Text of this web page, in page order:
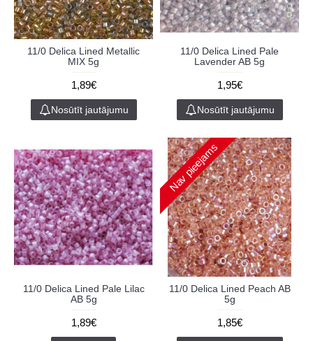
11/0 Delica Lined Metallic
MIX 5g
1,89€
Nosūtīt jautājumu
11/0 Delica Lined Pale
Lavender AB 5g
1,95€
Nosūtīt jautājumu
11/0 Delica Lined Pale Lilac
AB 5g
1,89€
Nav pieejams
11/0 Delica Lined Peach AB
5g
1,85€